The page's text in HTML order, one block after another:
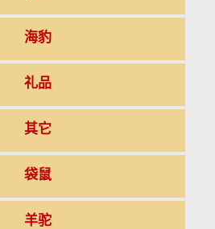
海豹
礼品
其它
袋鼠
羊驼